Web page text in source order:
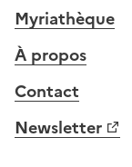
Myriathèque
À propos
Contact
Newsletter